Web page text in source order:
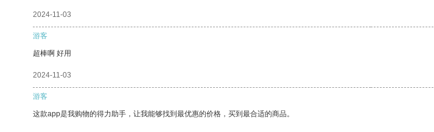
2024-11-03
游客
超棒啊 好用
2024-11-03
游客
这款app是我购物的得力助手，让我能够找到最优惠的价格，买到最合适的商品。